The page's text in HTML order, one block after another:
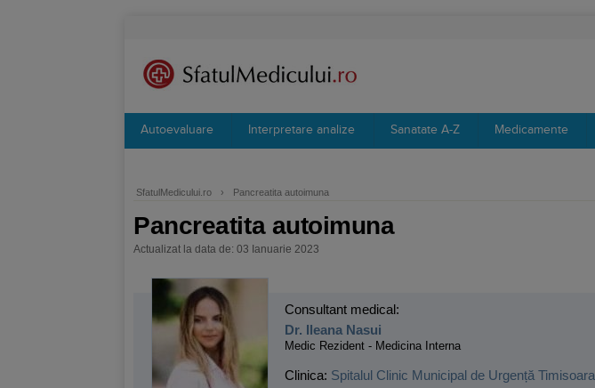
Autoevaluare Interpretare analize Sanatate A-Z Medicamente
SfatulMedicului.ro › Pancreatita autoimuna
Pancreatita autoimuna
Actualizat la data de: 03 Ianuarie 2023
Consultant medical:
Dr. Ileana Nasui
Medic Rezident - Medicina Interna
Clinica: Spitalul Clinic Municipal de Urgență Timisoara